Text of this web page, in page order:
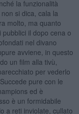
la funzionalità
si dica, cala la
molto, ma quanto
il dopo cena o
nel divano
avviene, in questo
un film alla tivù,
per vederlo
pure con le
ed è
è un formidabile
a reti inviolate, cullato